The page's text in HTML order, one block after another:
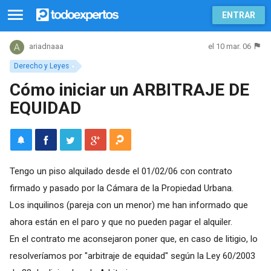
ENTRAR
Derecho y Leyes
ariadnaaa el 10 mar. 06
Cómo iniciar un ARBITRAJE DE
EQUIDAD
Tengo un piso alquilado desde el 01/02/06 con contrato
firmado y pasado por la Cámara de la Propiedad Urbana.
Los inquilinos (pareja con un menor) me han informado que
ahora están en el paro y que no pueden pagar el alquiler.
En el contrato me aconsejaron poner que, en caso de litigio, lo
resolveríamos por "arbitraje de equidad" según la Ley 60/2003